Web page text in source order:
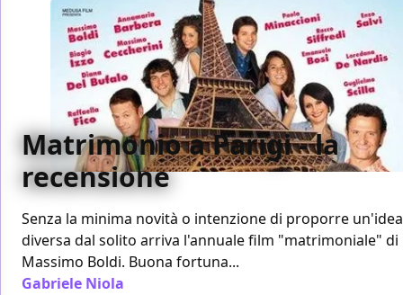
Matrimonio a Parigi - la
recensione
Senza la minima novità o intenzione di proporre un'idea
diversa dal solito arriva l'annuale film "matrimoniale" di
Massimo Boldi. Buona fortuna...
Gabriele Niola